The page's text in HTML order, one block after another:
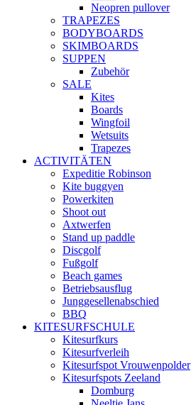
Neopren pullover
TRAPEZES
BODYBOARDS
SKIMBOARDS
SUPPEN
Zubehör
SALE
Kites
Boards
Wingfoil
Wetsuits
Trapezes
ACTIVITÄTEN
Expeditie Robinson
Kite buggyen
Powerkiten
Shoot out
Axtwerfen
Stand up paddle
Discgolf
Fußgolf
Beach games
Betriebsausflug
Junggesellenabschied
BBQ
KITESURFSCHULE
Kitesurfkurs
Kitesurfverleih
Kitesurfspot Vrouwenpolder
Kitesurfspots Zeeland
Domburg